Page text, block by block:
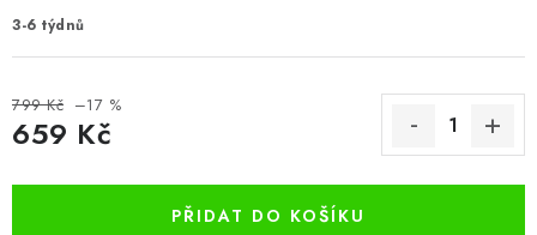
3-6 týdnů
799 Kč –17 %
659 Kč
PŘIDAT DO KOŠÍKU